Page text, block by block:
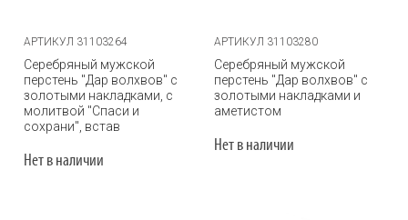
АРТИКУЛ 31103264
Серебряный мужской
перстень "Дар волхвов" с
золотыми накладками, с
молитвой "Спаси и
сохрани", встав
Нет в наличии
АРТИКУЛ 31103280
Серебряный мужской
перстень "Дар волхвов" с
золотыми накладками и
аметистом
Нет в наличии